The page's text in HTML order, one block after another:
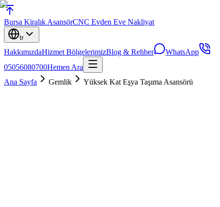
Bursa Kiralık AsansörCNC Evden Eve Nakliyat
tr
HakkımızdaHizmet BölgelerimizBlog & Rehber
WhatsApp
05056080700Hemen Ara
Ana Sayfa
Gemlik Yüksek Kat Eşya Taşıma Asansörü